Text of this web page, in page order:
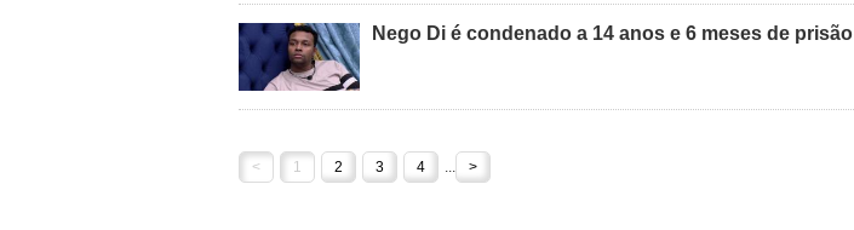
Nego Di é condenado a 14 anos e 6 meses de prisão
< 1 2 3 4 ... >